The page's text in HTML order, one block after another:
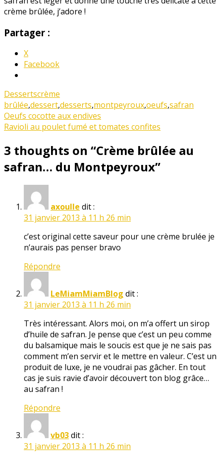
crème brûlée, j’adore !
Partager :
X
Facebook
Dessertscrème
brûlée,dessert,desserts,montpeyroux,oeufs,safran
Oeufs cocotte aux endives
Ravioli au poulet fumé et tomates confites
3 thoughts on “Crème brûlée au
safran… du Montpeyroux”
axoulle dit :
31 janvier 2013 à 11 h 26 min
c’est original cette saveur pour une crème brulée je
n’aurais pas penser bravo
Répondre
LeMiamMiamBlog dit :
31 janvier 2013 à 11 h 26 min
Très intéressant. Alors moi, on m’a offert un sirop
d’huile de safran. Je pense que c’est un peu comme
du balsamique mais le soucis est que je ne sais pas
comment m’en servir et le mettre en valeur. C’est un
produit de luxe, je ne voudrai pas gâcher. En tout
cas je suis ravie d’avoir découvert ton blog grâce…
au safran !
Répondre
vb03dit :
31 janvier 2013 à 11 h 26 min